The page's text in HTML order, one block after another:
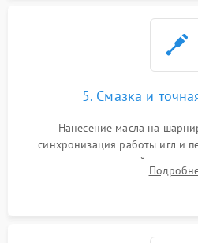
5. Смазка и
Нанесение масла на
синхронизация работы игл и
зазоров до сотых долей
ножей, ширины обметки и